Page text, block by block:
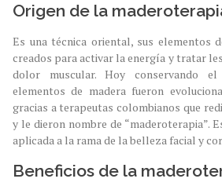
Origen de la
Es una técnica oriental, sus elementos
creados para activar la energía y tratar
dolor muscular. Hoy conservando
elementos de madera fueron
gracias a terapeutas colombianos que
y le dieron nombre de “maderoterapia”.
aplicada a la rama de la belleza facial y
Beneficios de la